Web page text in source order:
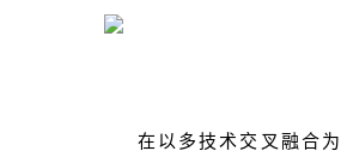
在以多技术交叉融合